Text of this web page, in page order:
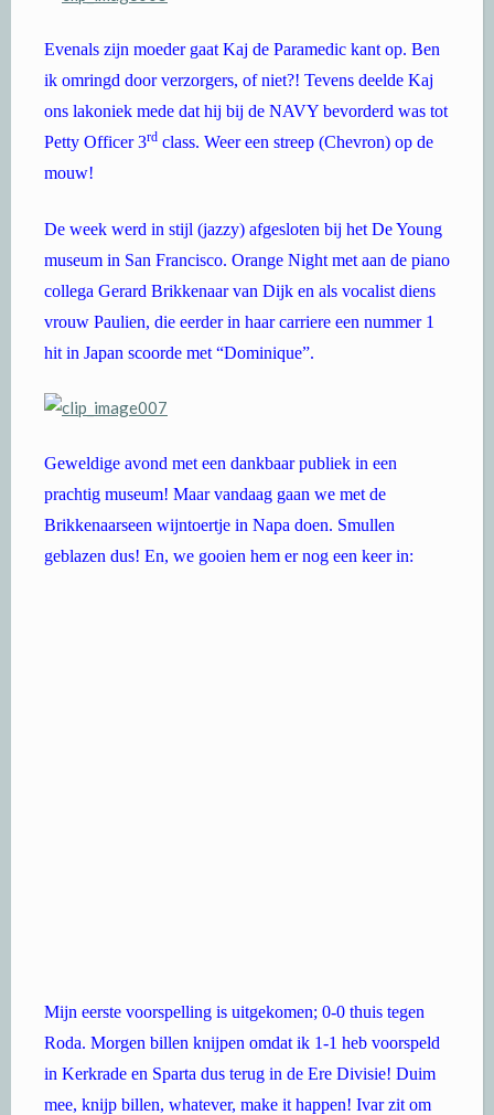
Evenals zijn moeder gaat Kaj de Paramedic kant op. Ben
ik omringd door verzorgers, of niet?! Tevens deelde Kaj
ons lakoniek mede dat hij bij de NAVY bevorderd was tot
Petty Officer 3rd class. Weer een streep (Chevron) op de
mouw!
De week werd in stijl (jazzy) afgesloten bij het De Young
museum in San Francisco. Orange Night met aan de piano
collega Gerard Brikkenaar van Dijk en als vocalist diens
vrouw Paulien, die eerder in haar carriere een nummer 1
hit in Japan scoorde met “Dominique”.
Geweldige avond met een dankbaar publiek in een
prachtig museum! Maar vandaag gaan we met de
Brikkenaarseen wijntoertje in Napa doen. Smullen
geblazen dus! En, we gooien hem er nog een keer in:
Mijn eerste voorspelling is uitgekomen; 0-0 thuis tegen
Roda. Morgen billen knijpen omdat ik 1-1 heb voorspeld
in Kerkrade en Sparta dus terug in de Ere Divisie! Duim
mee, knijp billen, whatever, make it happen! Ivar zit om